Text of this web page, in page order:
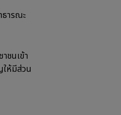
ารณะ
ชนเข้า
ให้มีส่วน